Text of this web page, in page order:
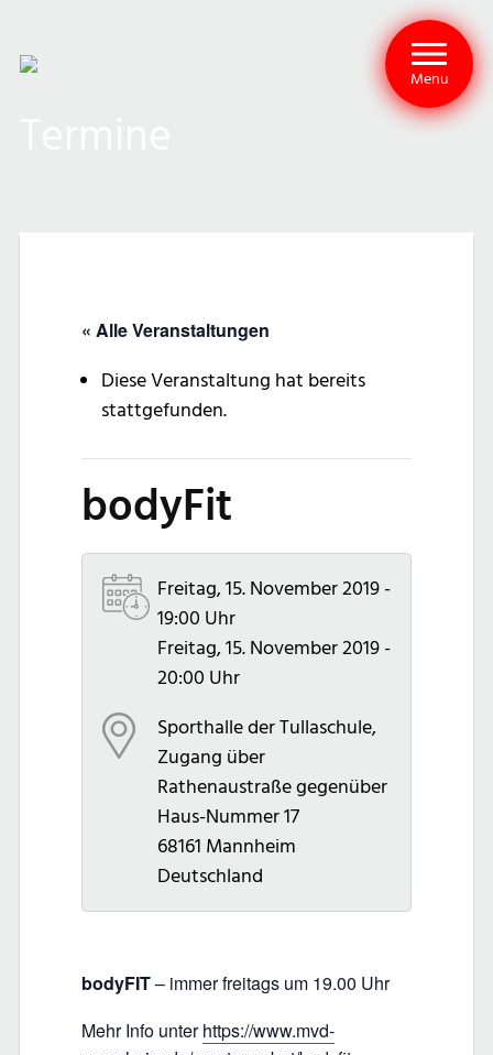
Menu
« Alle Veranstaltungen
Diese Veranstaltung hat bereits
stattgefunden.
bodyFit
Freitag, 15. November 2019 -
19:00 Uhr
Freitag, 15. November 2019 -
20:00 Uhr
Sporthalle der Tullaschule,
Zugang über
Rathenaustraße gegenüber
Haus-Nummer 17
68161 Mannheim
Deutschland
bodyFIT– immer freitags um 19.00 Uhr
Mehr Info unterhttps://www.mvd-